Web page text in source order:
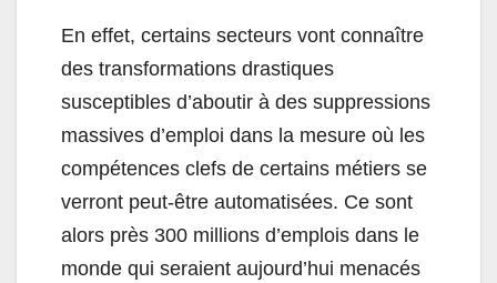
En effet, certains secteurs vont connaître
des transformations drastiques
susceptibles d’aboutir à des suppressions
massives d’emploi dans la mesure où les
compétences clefs de certains métiers se
verront peut-être automatisées. Ce sont
alors près 300 millions d’emplois dans le
monde qui seraient aujourd’hui menacés